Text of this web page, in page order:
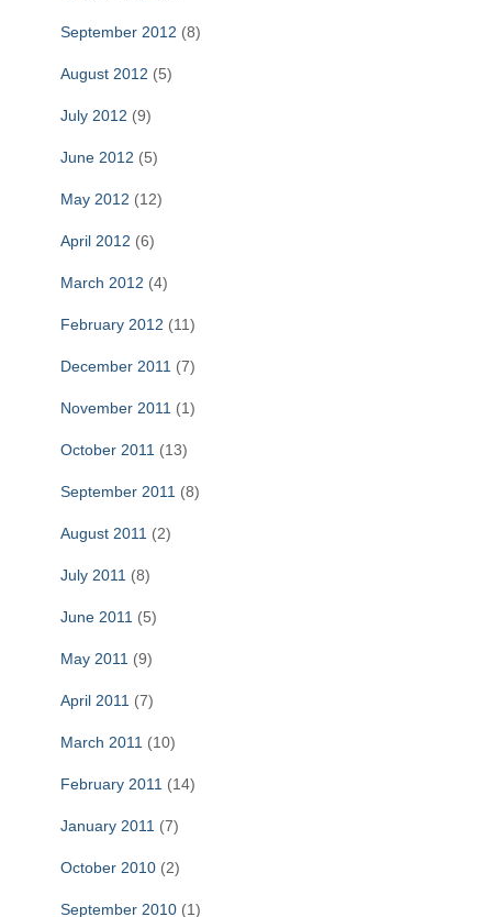
September 2012 (8)
August 2012 (5)
July 2012 (9)
June 2012 (5)
May 2012 (12)
April 2012 (6)
March 2012 (4)
February 2012 (11)
December 2011 (7)
November 2011 (1)
October 2011 (13)
September 2011 (8)
August 2011 (2)
July 2011 (8)
June 2011 (5)
May 2011 (9)
April 2011 (7)
March 2011 (10)
February 2011 (14)
January 2011 (7)
October 2010 (2)
September 2010 (1)